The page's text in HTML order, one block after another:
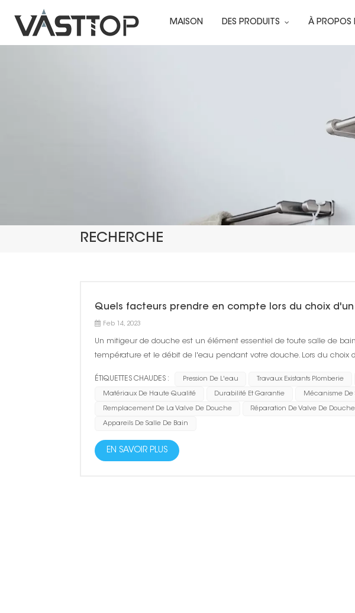
MAISON DES PRODUITS À PROPOS
RECHERCHE
Quels facteurs prendre en compte lors du choix
Feb 14, 2023
Un mitigeur de douche est un élément essentiel de toute salle de
température et le débit de l'eau pendant votre douche. Lors du
ÉTIQUETTES CHAUDES : Pression De L'eau Travaux Existants Plomberie
Matériaux De Haute Qualité Durabilité Et Garantie Mécanisme De
Remplacement De La Valve De Douche Réparation De Valve De Douche
Appareils De Salle De Bain
EN SAVOIR PLUS